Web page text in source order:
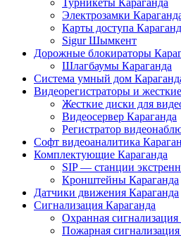
Электрозамки
Карты доступа
Sigur Шымкент
Дорожные блокираторы
Шлагбаумы Караганда
Система умный дом
Видеорегистраторы и
Жесткие диски для
Видеосервер Караганда
Регистратор
Софт видеоаналитика
Комплектующие Караганда
SIP — станции
Кронштейны Караганда
Датчики движения Караганда
Сигнализация Караганда
Охранная сигнализация
Пожарная сигнализация